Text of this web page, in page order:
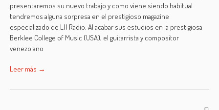
presentaremos su nuevo trabajo y como viene siendo habitual
tendremos alguna sorpresa en el prestigioso magazine
especializado de LH Radio. Al acabar sus estudios en la prestigiosa
Berklee College of Music (USA), el guitarrista y compositor
venezolano
Leer más →